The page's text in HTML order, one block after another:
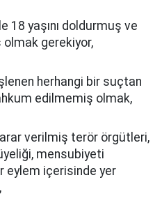
18 yaşını doldurmuş ve
olmak gerekiyor,
herhangi bir suçtan
edilmemiş olmak,
verilmiş terör örgütleri,
mensubiyeti
eylem içerisinde yer